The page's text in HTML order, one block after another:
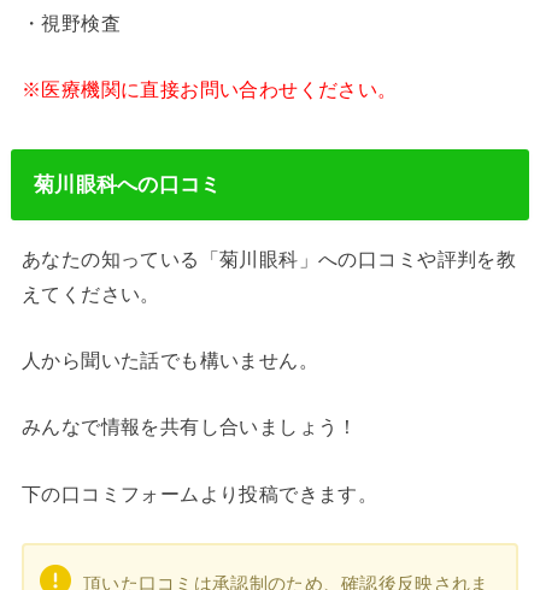
・視野検査
※医療機関に直接お問い合わせください。
菊川眼科への口コミ
あなたの知っている「菊川眼科」への口コミや評判を教
えてください。
人から聞いた話でも構いません。
みんなで情報を共有し合いましょう！
下の口コミフォームより投稿できます。
頂いた口コミは承認制のため、確認後反映されま